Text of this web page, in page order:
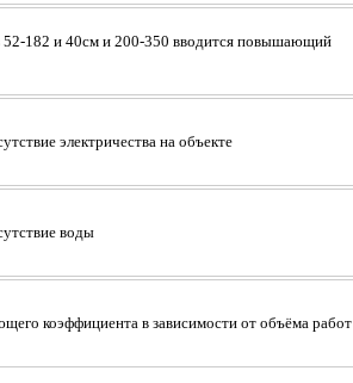
52-182 и 40см и 200-350 вводится повышающий
электричества на объекте
воды
коэффициента в зависимости от объёма работ